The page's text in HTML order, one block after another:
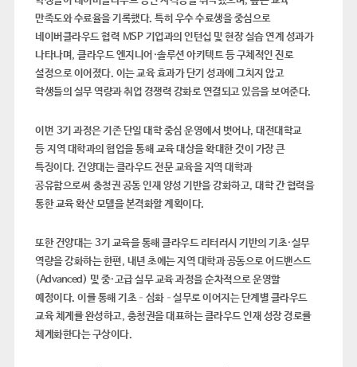
만족도와 수료율을 기록했다.특히 우수 수료생을 중심으로
네이버클라우드 협력 MSP 기업과의 인턴십 및 현장 실습 연계 성과가
나타나며 ,클라우드 엔지니어 ·솔루션 아키텍트 등 구체적인 진로
설정으로 이어졌다. 이는 교육 효과가 단기 성과에 그치지 않고
학생들의 실무 역량과 취업 경쟁력 강화로 연결되고 있음을 보여준다.
이번 3기 과정은 기존 단일 대학 중심 운영에서 벗어나,대전대학교
등지역 대학과의 협업을 통해 교육 대상을 확대한 것이 가장 큰
특징이다.건양대는 클라우드 전문 교육을 지역 대학과
공유함으로써 충청권 공동 인재 양성 기반을 강화하고,대학 간 협력을
통한 교육 확산 모델을 본격화할 계획이다.
또한 건양대는3기 교육을 통해 클라우드 리터러시 기반의 기초·실무
역량을 강화하는 한편, 내년 초에는 지역 대학과 공동으로 어드밴스드
(Advanced) 및 중·고급 실무 교육 과정을 순차적으로 운영할
예정이다.이를 통해 기초– 심화–실무로 이어지는 단계별 클라우드
교육 체계를 완성하고, 충청권을 대표하는 클라우드 인재 성장 경로를
체계화한다는 구상이다.